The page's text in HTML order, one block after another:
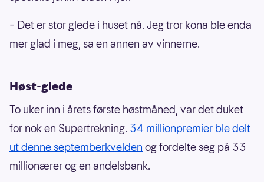
– Det er stor glede i huset nå. Jeg tror kona ble enda
mer glad i meg, sa en annen av vinnerne.
Høst-glede
To uker inn i årets første høstmåned, var det duket
for nok en Supertrekning. 34 millionpremier ble delt
ut denne septemberkvelden og fordelte seg på 33
millionærer og en andelsbank.